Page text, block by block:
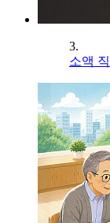
3.
소액